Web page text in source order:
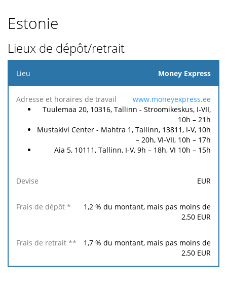
Estonie
Lieux de dépôt/retrait
Lieu
Adresse
et
de
Frais
de
*
Frais
de
**
Money Express
www.moneyexpress.ee
Tuulemaa 20, 10316, Tallinn - Stroomikeskus, I-VII,
10h – 21h
Mustakivi Center - Mahtra 1, Tallinn, 13811, I-V, 10h
– 20h, VI-VII, 10h – 17h
Aia 5, 10111, Tallinn, I-V, 9h – 18h, VI 10h – 15h
EUR
1,2 % du montant, mais pas moins de
2,50 EUR
1,7 % du montant, mais pas moins de
2,50 EUR